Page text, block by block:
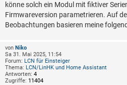
könne solch ein Modul mit fiktiver
Firmwareversion parametrieren. Auf
Beobachtungen basieren meine
von Niko
Sa 31. Mai 2025, 11:54
Forum: LCN für Einsteiger
Thema: LCN/LinHK und Home Assistant
Antworten: 4
Zugriffe: 11404